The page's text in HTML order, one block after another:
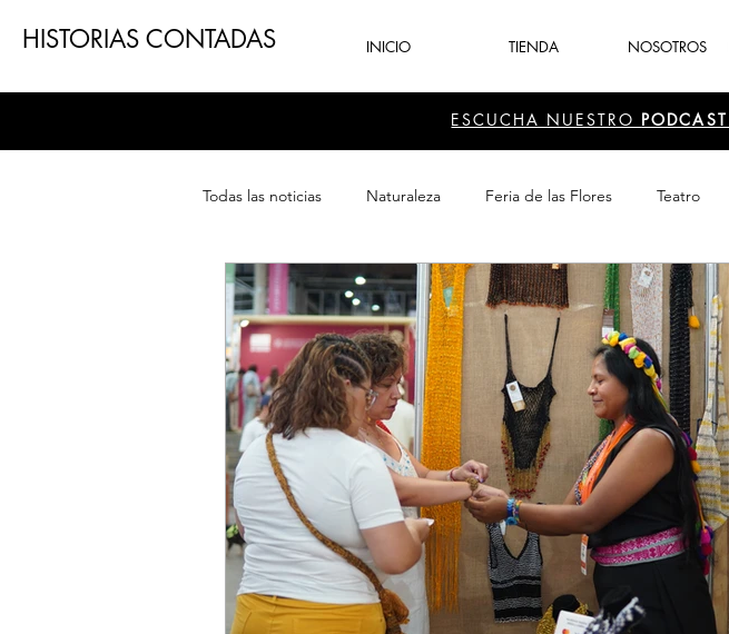
HISTORIAS CONTADAS INICIO TIENDA NOSOTROS
ESCUCHA NUESTRO PODCAST
Todas las noticias Naturaleza Feria de las Flores Teatro
Teatro Patrimonio Sector Cultura Recreación